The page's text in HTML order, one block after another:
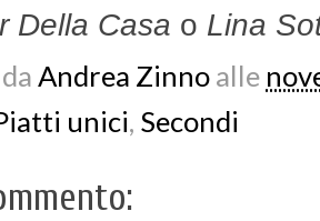
Della Casa o Lina
Andrea Zinno alle
unici, Secondi